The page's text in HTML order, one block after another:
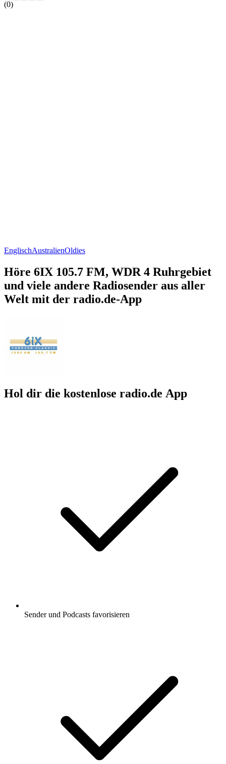
(0)
EnglischAustralienOldies
Höre 6IX 105.7 FM, WDR 4 Ruhrgebiet
und viele andere Radiosender aus aller
Welt mit der radio.de-App
Hol dir die kostenlose radio.de App
Sender und Podcasts favorisieren